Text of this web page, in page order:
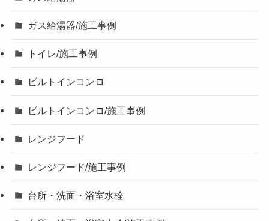
ガス給湯器/施工事例
トイレ/施工事例
ビルトインコンロ
ビルトインコンロ/施工事例
レンジフード
レンジフード/施工事例
台所・洗面・浴室水栓